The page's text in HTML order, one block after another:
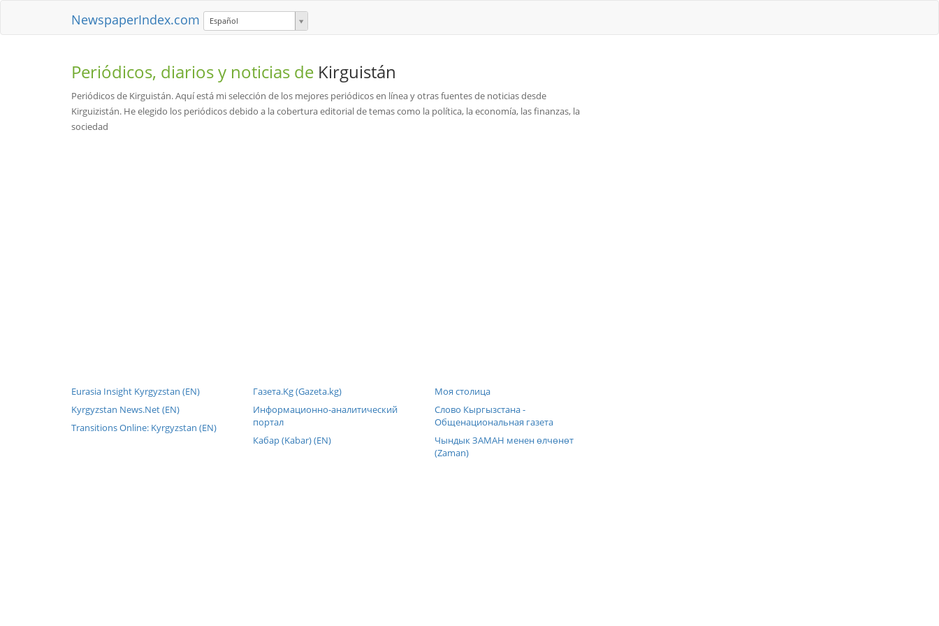
NewspaperIndex.com Español
Periódicos, diarios y noticias de Kirguistán
Periódicos de Kirguistán. Aquí está mi selección de los mejores periódicos en línea y otras fuentes de noticias desde
Kirguizistán. He elegido los periódicos debido a la cobertura editorial de temas como la política, la economía, las finanzas, la
sociedad
Eurasia Insight Kyrgyzstan (EN)
Kyrgyzstan News.Net (EN)
Transitions Online: Kyrgyzstan (EN)
Газета.Kg (Gazeta.kg)
Информационно-аналитический
портал
Кабар (Kabar) (EN)
Моя столица
Слово Кыргызстана -
Общенациональная газета
Чындык ЗАМАН менен өлчөнөт
(Zaman)